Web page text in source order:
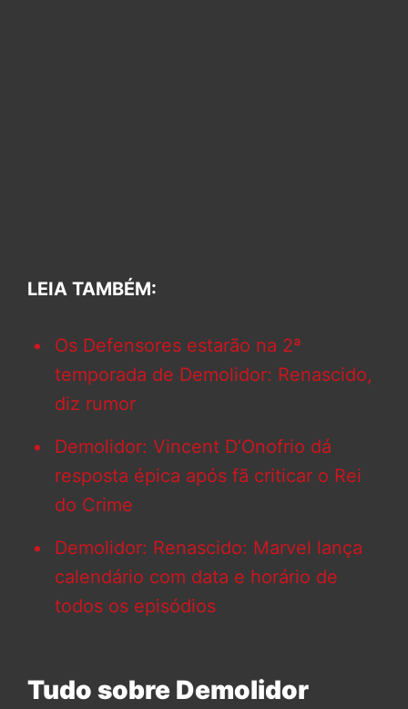
LEIA TAMBÉM:
Os Defensores estarão na 2ª
temporada de Demolidor: Renascido,
diz rumor
Demolidor: Vincent D’Onofrio dá
resposta épica após fã criticar o Rei
do Crime
Demolidor: Renascido: Marvel lança
calendário com data e horário de
todos os episódios
Tudo sobre Demolidor